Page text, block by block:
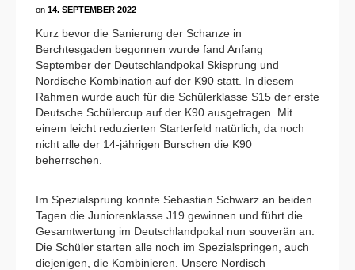
on 14. SEPTEMBER 2022
Kurz bevor die Sanierung der Schanze in
Berchtesgaden begonnen wurde fand Anfang
September der Deutschlandpokal Skisprung und
Nordische Kombination auf der K90 statt. In diesem
Rahmen wurde auch für die Schülerklasse S15 der erste
Deutsche Schülercup auf der K90 ausgetragen. Mit
einem leicht reduzierten Starterfeld natürlich, da noch
nicht alle der 14-jährigen Burschen die K90
beherrschen.
Im Spezialsprung konnte Sebastian Schwarz an beiden
Tagen die Juniorenklasse J19 gewinnen und führt die
Gesamtwertung im Deutschlandpokal nun souverän an.
Die Schüler starten alle noch im Spezialspringen, auch
diejenigen, die Kombinieren. Unsere Nordisch